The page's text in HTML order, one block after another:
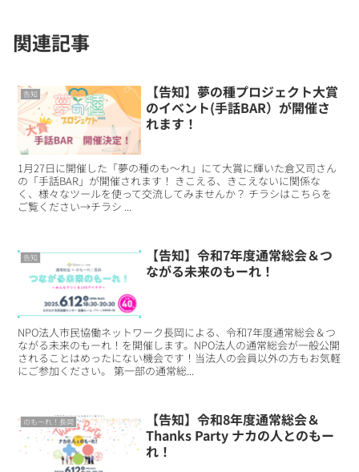
関連記事
告知
【告知】夢の種プロジェクト大賞
のイベント(手話BAR）が開催さ
れます！
1月27日に開催した「夢の種のも～れ」にて大賞に輝いた倉又司さん
の「手話BAR」が開催されます！ きこえる、きこえないに関係な
く、様々なツールを使って交流してみませんか？ チラシはこちらを
ご覧ください→チラシ ...
告知
【告知】令和7年度通常総会＆つ
ながる未来のもーれ！
NPO法人市民協働ネットワーク長岡による、令和7年度通常総会＆つ
ながる未来のもーれ！を開催します。NPO法人の通常総会が一般公開
されることはめったにない機会です！当法人の会員以外の方もお気軽
にご参加ください。 第一部の通常総...
のもーれ！長岡
【告知】令和8年度通常総会＆
Thanks Party ナカの人とのもー
れ！